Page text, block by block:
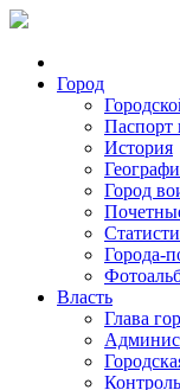
Город
Паспорт
История
Город
Города-
Власть
Глава